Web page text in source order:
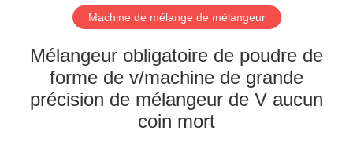
VISITE
D'USINE
Machine de mélange de mélangeur
Mélangeur obligatoire de poudre de
forme de v/machine de grande
précision de mélangeur de V aucun
coin mort